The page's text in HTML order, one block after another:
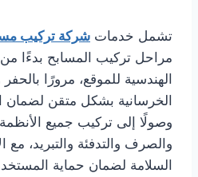
تشمل خدمات شركة تركيب
مراحل تركيب المسابح بدءًا
الهندسية للموقع، مرورًا
الخرسانية بشكل متقن لضمان
وصولًا إلى تركيب جميع الأنظمة
والصرف والتدفئة والتبريد، مع
السلامة لضمان حماية